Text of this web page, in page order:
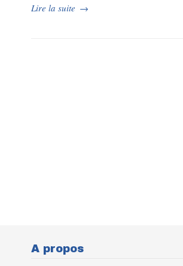
Lire la suite →
A propos